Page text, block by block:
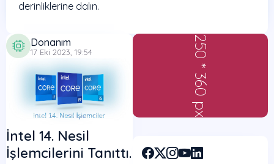
derinliklerine dalın.
Donanım
17 Eki 2023, 19:54
İntel 14. Nesil
İşlemcilerini Tanıttı.
250 * 360 px